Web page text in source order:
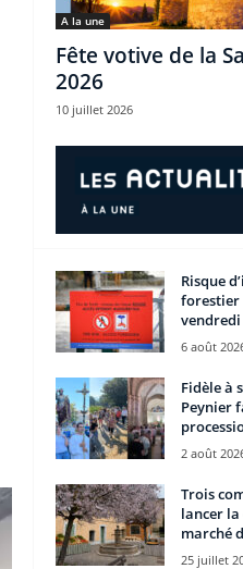
A la une
Fête votive de la
2026
10 juillet 2026
Risque
forestier
vendredi
6 août
Fidèle à
Peynier
2 août
Trois
lancer
marché
25 juillet